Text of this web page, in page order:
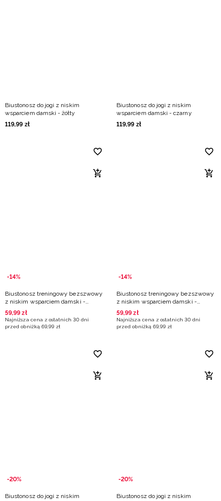
Biustonosz do jogi z niskim
wsparciem damski - żółty
119,99 zł
Biustonosz do jogi z niskim
wsparciem damski - czarny
119,99 zł
-14%
Biustonosz treningowy bezszwowy
z niskim wsparciem damski -
turkusowy
59,99 zł
Najniższa cena z ostatnich 30 dni
przed obniżką 69,99 zł
-14%
Biustonosz treningowy bezszwowy
z niskim wsparciem damski -
czarny
59,99 zł
Najniższa cena z ostatnich 30 dni
przed obniżką 69,99 zł
-20%
Biustonosz do jogi z niskim
-20%
Biustonosz do jogi z niskim